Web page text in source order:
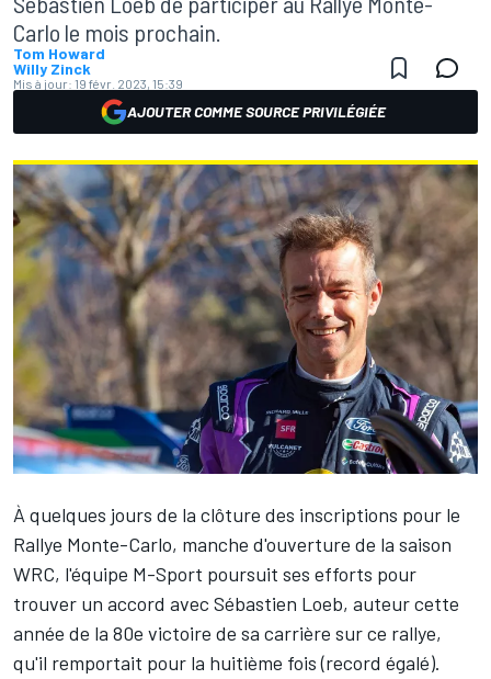
Carlo le mois prochain.
Tom Howard
Willy Zinck
Mis à jour: 19 févr. 2023, 15:39
AJOUTER COMME SOURCE PRIVILÉGIÉE
À quelques jours de la clôture des inscriptions pour le
Rallye Monte-Carlo, manche d'ouverture de la saison
WRC, l'équipe M-Sport poursuit ses efforts pour
trouver un accord avec Sébastien Loeb, auteur cette
année de la 80e victoire de sa carrière sur ce rallye,
qu'il remportait pour la huitième fois (record égalé).